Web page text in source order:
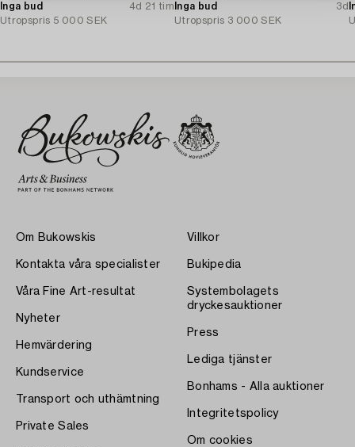
Inga bud
4d 21 tim
Utropspris 5 000 SEK
Inga bud
3d
Utropspris 3 000 SEK
Om Bukowskis
Kontakta våra specialister
Våra Fine Art-resultat
Nyheter
Hemvärdering
Kundservice
Transport och uthämtning
Private Sales
Villkor
Bukipedia
Systembolagets
dryckesauktioner
Press
Lediga tjänster
Bonhams - Alla auktioner
Integritetspolicy
Om cookies